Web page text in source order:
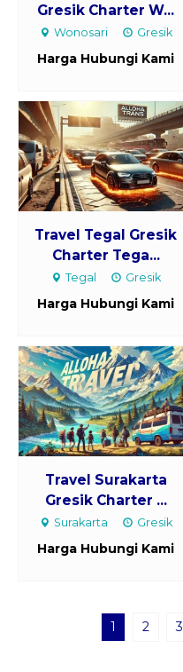
Gresik Charter W...
Wonosari Gresik
Harga Hubungi Kami
Travel Tegal Gresik
Charter Tega...
Tegal Gresik
Harga Hubungi Kami
Travel Surakarta
Gresik Charter ...
Surakarta Gresik
Harga Hubungi Kami
1 2 3